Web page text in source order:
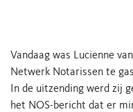
Vandaag was Lucienne
Netwerk Notarissen te
In de uitzending werd zij
het NOS-bericht dat er